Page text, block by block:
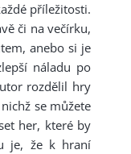
příležitosti.
či na večírku,
anebo si je
náladu po
rozdělil hry
se můžete
her, které by
je, že k hraní